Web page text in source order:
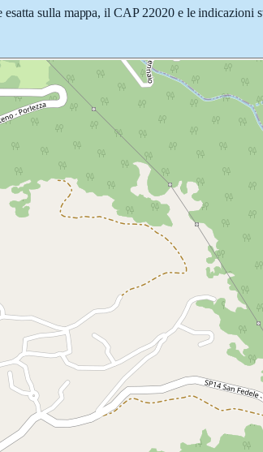
sulla mappa, il CAP 22020 e le indicazioni